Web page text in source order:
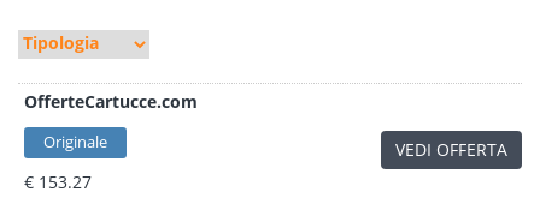
OfferteCartucce.com
Originale
€ 153.27
VEDI OFFERTA